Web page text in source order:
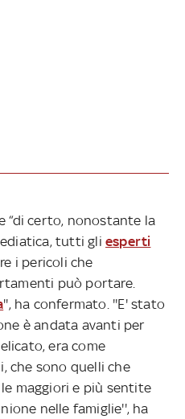
“di certo, nonostante la
tutti gliesperti
i pericoli che
può portare.
'', ha confermato. ''E' stato
è andata avanti per
era come
che sono quelli che
maggiori e più sentite
nelle famiglie'', ha